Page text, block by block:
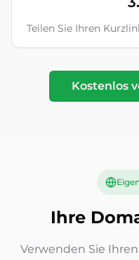
Teilen Sie Ihren
Kostenlos
Ihre
Verwenden Sie